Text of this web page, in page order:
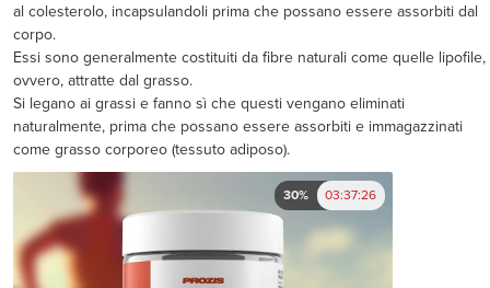
al colesterolo, incapsulandoli prima che possano essere assorbiti dal
corpo.
Essi sono generalmente costituiti da fibre naturali come quelle lipofile,
ovvero, attratte dal grasso.
Si legano ai grassi e fanno sì che questi vengano eliminati
naturalmente, prima che possano essere assorbiti e immagazzinati
come grasso corporeo (tessuto adiposo).
30% 03:37:26